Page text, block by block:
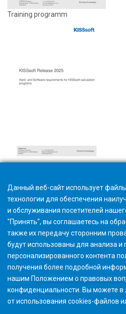
Training programm
Hard- and Software requirements
Данный веб-сайт использует
технологии для обеспечения
и обслуживания посетителей
"Принять", вы соглашаетесь на
также их передачу сторонним
будут использованы для анализа и
персонализированного контента
получения более подробной
нашим Положением о правовых
конфиденциальности . Вы можете
от использования cookies-файлов